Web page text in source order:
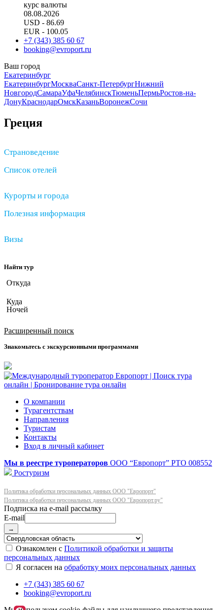
курс валюты
08.08.2026
USD - 86.69
EUR - 100.05
+7 (343) 385 60 67
booking@evroport.ru
Ваш город
Екатеринбург
ЕкатеринбургМоскваСанкт-ПетербургНижний
НовгородСамараУфаЧелябинскТюменьПермьРостов-на-
ДонуКраснодарОмскКазаньВоронежСочи
Греция
Страноведение
Список отелей
Курорты и города
Полезная информация
Визы
Найти тур
Откуда
Куда
Ночей
Расширенный поиск
Знакомьтесь с экскурсионными программами
О компании
Турагентствам
Направления
Туристам
Контакты
Вход в личный кабинет
Мы в реестре туроператоров ООО “Европорт” РТО 008552
Ростуризм
Политика обработки персональных данных ООО "Европорт"
Политика обработки персональных данных ООО "Европорт.ру"
E-mail
→
Ознакомлен с Политикой обработки и защиты
персональных данных
Я согласен на обработку моих персональных данных
+7 (343) 385 60 67
booking@evroport.ru